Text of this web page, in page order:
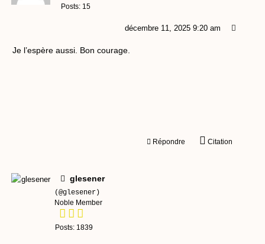
Posts: 15
décembre 11, 2025 9:20 am
Je l’espère aussi. Bon courage.
Répondre Citation
glesener
(@glesener)
Noble Member
Posts: 1839